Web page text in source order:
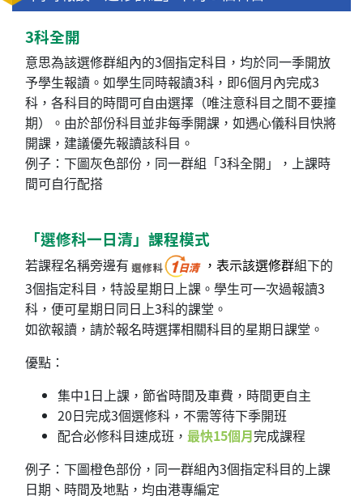
3科全開
意思為該選修群組內的3個指定科目，均於同一季開放
予學生報讀。如學生同時報讀3科，即6個月內完成3
科，各科目的時間可自由選擇（唯注意科目之間不要撞
期）。由於部份科目並非每季開課，如遇心儀科目快將
開課，建議優先報讀該科目。
例子：下圖灰色部份，同一群組「3科全開」，上課時
間可自行配搭
「選修科一日清」課程模式
若課程名稱旁邊有 ，表示該選修群組下的
3個指定科目，特設星期日上課。學生可一次過報讀3
科，便可星期日同日上3科的課堂。
如欲報讀，請於報名時選擇相關科目的星期日課堂。
優點：
集中1日上課，節省時間及車費，時間更自主
20日完成3個選修科，不需等待下季開班
配合必修科目速成班， 最快15個月完成課程
例子：下圖橙色部份，同一群組內3個指定科目的上課
日期、時間及地點，均由港專編定